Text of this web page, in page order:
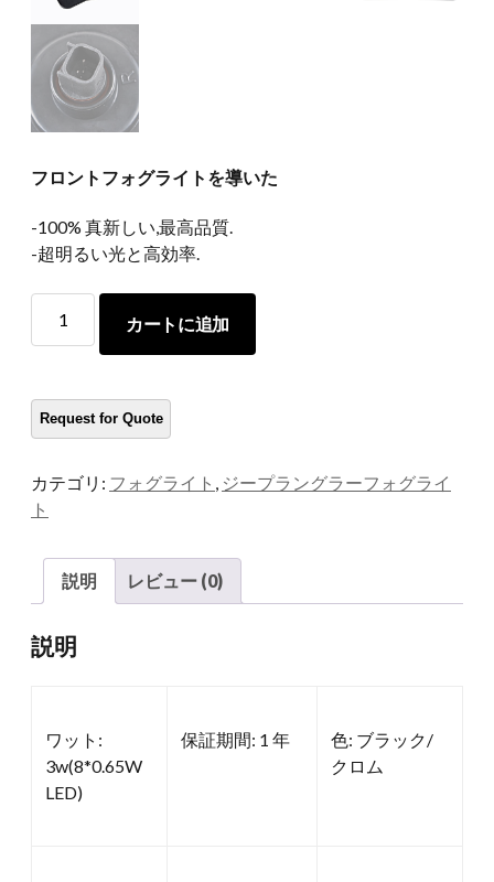
フロントフォグライトを導いた
-100% 真新しい,最高品質.
-超明るい光と高効率.
フ
ォ
ラ
イ
た
カートに追加
カテゴリ: フォグライト
ジープラングラーフォグライ
ト
説明 レビュー (0)
説明
ワット:
3w(8*0.65W
LED)
保証期間: 1 年
色: ブラック/
クロム